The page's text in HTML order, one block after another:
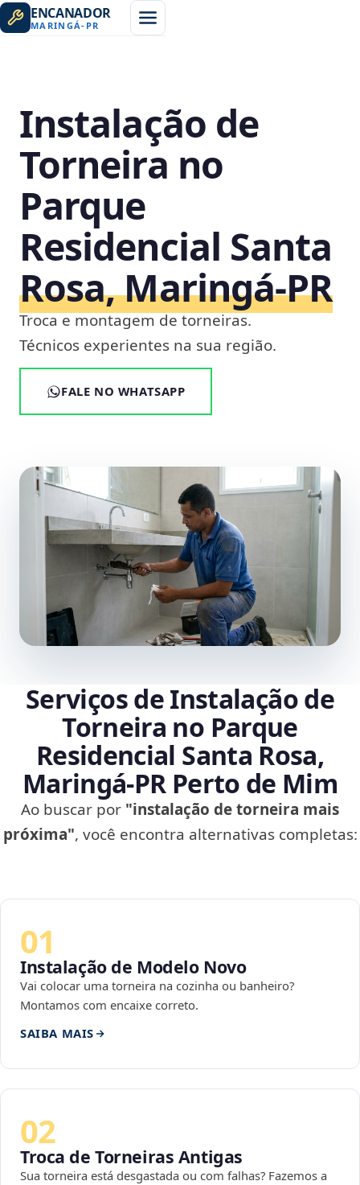
ENCANADOR
MARINGÁ- PR
Instalação de
Torneira no
Parque
Residencial Santa
Rosa, Maringá‑PR
Troca e montagem de torneiras.
Técnicos experientes na sua região.
FALE NO WHATSAPP
Serviços de Instalação de
Torneira no Parque
Residencial Santa Rosa,
Maringá‑PR Perto de Mim
Ao buscar por "instalação de torneira mais
próxima", você encontra alternativas completas:
01
Instalação de Modelo Novo
Vai colocar uma torneira na cozinha ou banheiro?
Montamos com encaixe correto.
SAIBA MAIS
02
Troca de Torneiras Antigas
Sua torneira está desgastada ou com falhas? Fazemos a